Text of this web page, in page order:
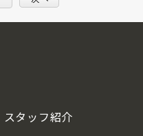
スタッフ紹介